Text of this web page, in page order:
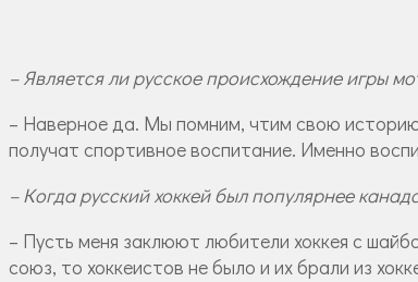
– Является ли русское происхождение игры
– Наверное да. Мы помним, чтим свою
получат спортивное воспитание. Именно
– Когда русский хоккей был популярнее
– Пусть меня заклюют любители хоккея с
союз, то хоккеистов не было и их брали из